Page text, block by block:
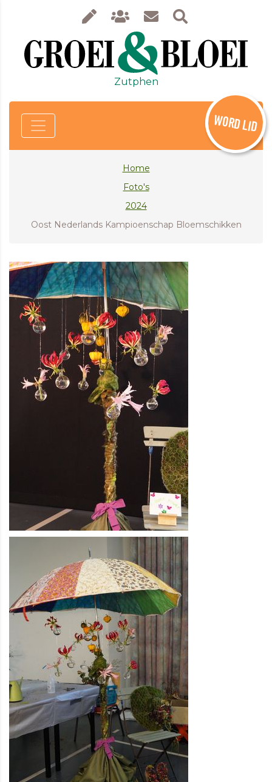
Zutphen
WORD LID
Home
Foto's
2024
Oost Nederlands Kampioenschap Bloemschikken